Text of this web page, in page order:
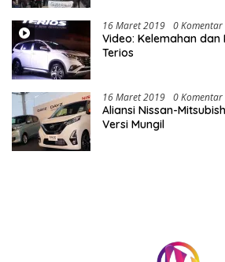
16 Maret 2019 0 Komentar
Video: Kelemahan dan
Terios
16 Maret 2019 0 Komentar
Aliansi Nissan-
Versi Mungil